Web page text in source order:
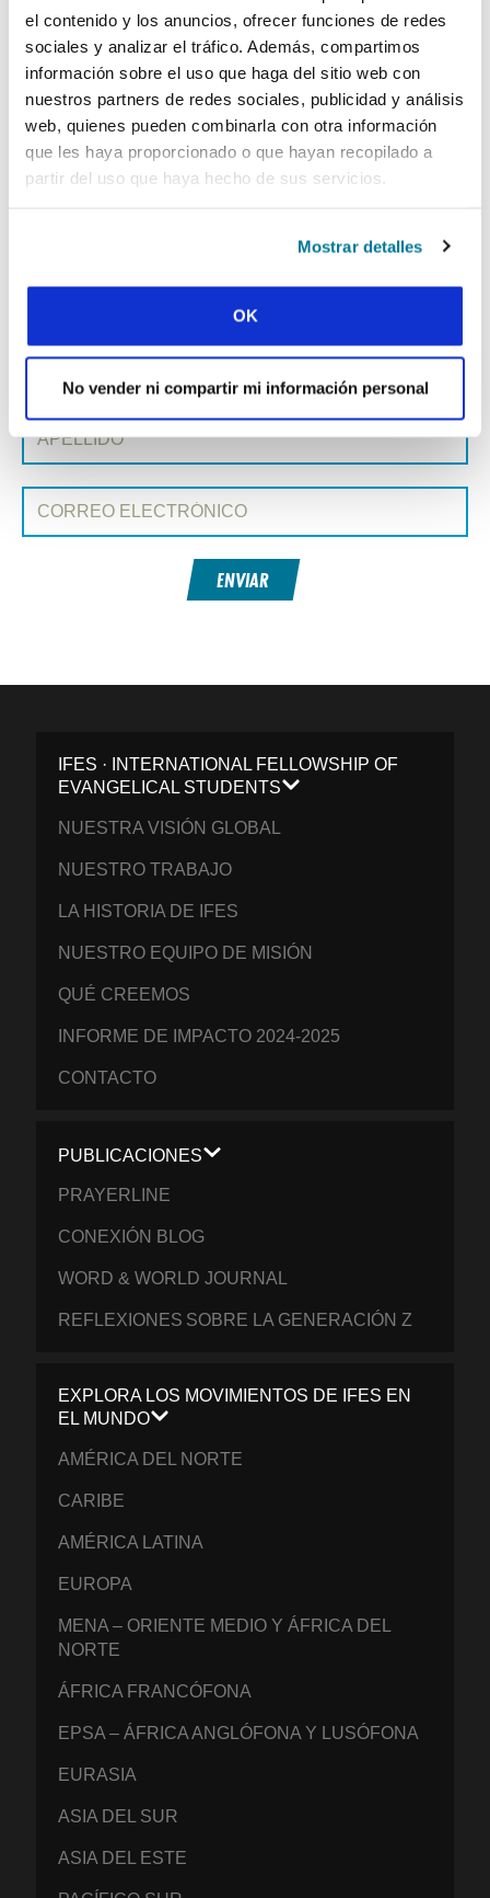
el contenido y los anuncios, ofrecer funciones de redes
sociales y analizar el tráfico. Además, compartimos
información sobre el uso que haga del sitio web con
nuestros partners de redes sociales, publicidad y análisis
web, quienes pueden combinarla con otra información
que les haya proporcionado o que hayan recopilado a
partir del uso que haya hecho de sus servicios.
Mostrar detalles
OK
No vender ni compartir mi información personal
MOLDOVA: HACKATHON
« Publicación anterior
Todas las publicaciones de Conexión
Publicación siguiente »
REGÍSTRATE EN CONEXIÓN
Nombre de pila:
Apellido:
ENVIAR
IFES · INTERNATIONAL FELLOWSHIP OF
EVANGELICAL STUDENTS
NUESTRA VISIÓN GLOBAL
NUESTRO TRABAJO
LA HISTORIA DE IFES
NUESTRO EQUIPO DE MISIÓN
QUÉ CREEMOS
INFORME DE IMPACTO 2024-2025
CONTACTO
PUBLICACIONES
PRAYERLINE
CONEXIÓN BLOG
WORD & WORLD JOURNAL
REFLEXIONES SOBRE LA GENERACIÓN Z
EXPLORA LOS MOVIMIENTOS DE IFES EN
EL MUNDO
AMÉRICA DEL NORTE
CARIBE
AMÉRICA LATINA
EUROPA
MENA – ORIENTE MEDIO Y ÁFRICA DEL
NORTE
ÁFRICA FRANCÓFONA
EPSA – ÁFRICA ANGLÓFONA Y LUSÓFONA
EURASIA
ASIA DEL SUR
ASIA DEL ESTE